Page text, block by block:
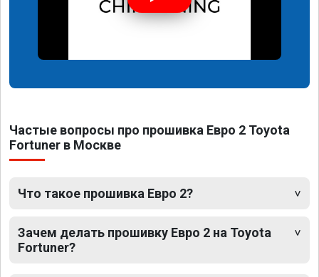
Частые вопросы про прошивка Евро 2 Toyota
Fortuner в Москве
Что такое прошивка Евро 2?
Зачем делать прошивку Евро 2 на Toyota
Fortuner?